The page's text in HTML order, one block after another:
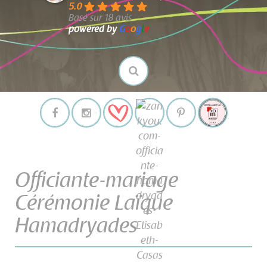
5.0
Basé sur 18 avis
powered byGoogle
Officiante-mariage
Cérémonie Laïque
Hamadryades